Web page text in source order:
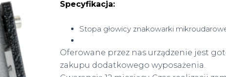
Specyfikacja:
Stopa głowicy znakowarki
Oferowane przez nas urządzenie jest
zakupu dodatkowego wyposażenia.